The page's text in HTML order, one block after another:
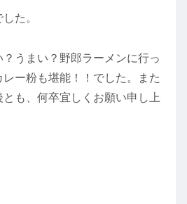
た。
うまい？野郎ラーメンに行っ
ー粉も堪能！！でした。また
も、何卒宜しくお願い申し上